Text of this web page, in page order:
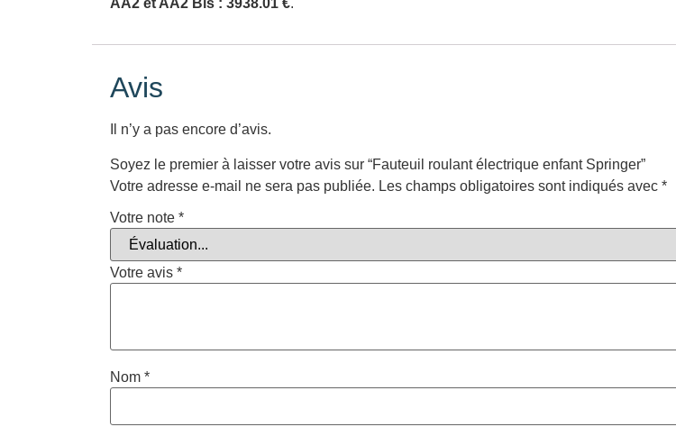
AA2 et AA2 Bis : 3938.01 €.
Avis
Il n’y a pas encore d’avis.
Soyez le premier à laisser votre avis sur “Fauteuil roulant électrique enfant Springer”
Votre adresse e-mail ne sera pas publiée. Les champs obligatoires sont indiqués avec *
Votre note *
Votre avis *
Nom *